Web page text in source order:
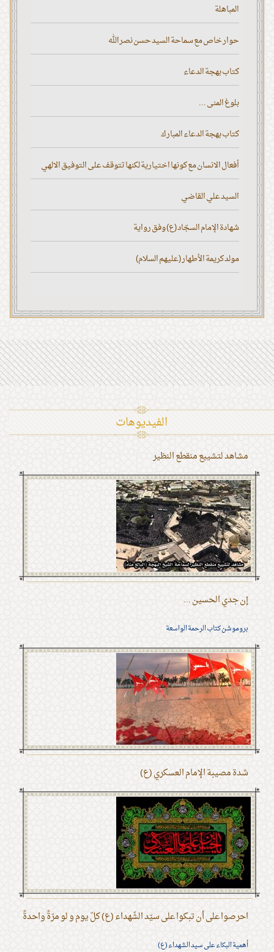
المباهلة
حوار خاص مع سماحة السيد حسن نصر الله
كتاب بهجة الدعاء
بلوغ المنى ...
كتاب بهجة الدعاء المبارك
أفعال الانسان مع كونها اختيارية لكنها تتوقف على التوفيق الالهي
السيد علي القاضي
شهادة الإمام السجّاد (ع) وفق رواية
مولد كريمة الأطهار (عليهم السلام)
الفیدیوهات
مشاهد لتشييع منقطع النظير
إن جدي الحسين ...
بروموشن كتاب الرحمة الواسعة
شدة مصيبة الإمام العسكري (ع)
احرصوا على أن تبكوا على سيّد الشّهداء (ع) كلّ يوم و لو مرّةً واحدةً
أهمية البكاء على سيد الشهداء (ع)